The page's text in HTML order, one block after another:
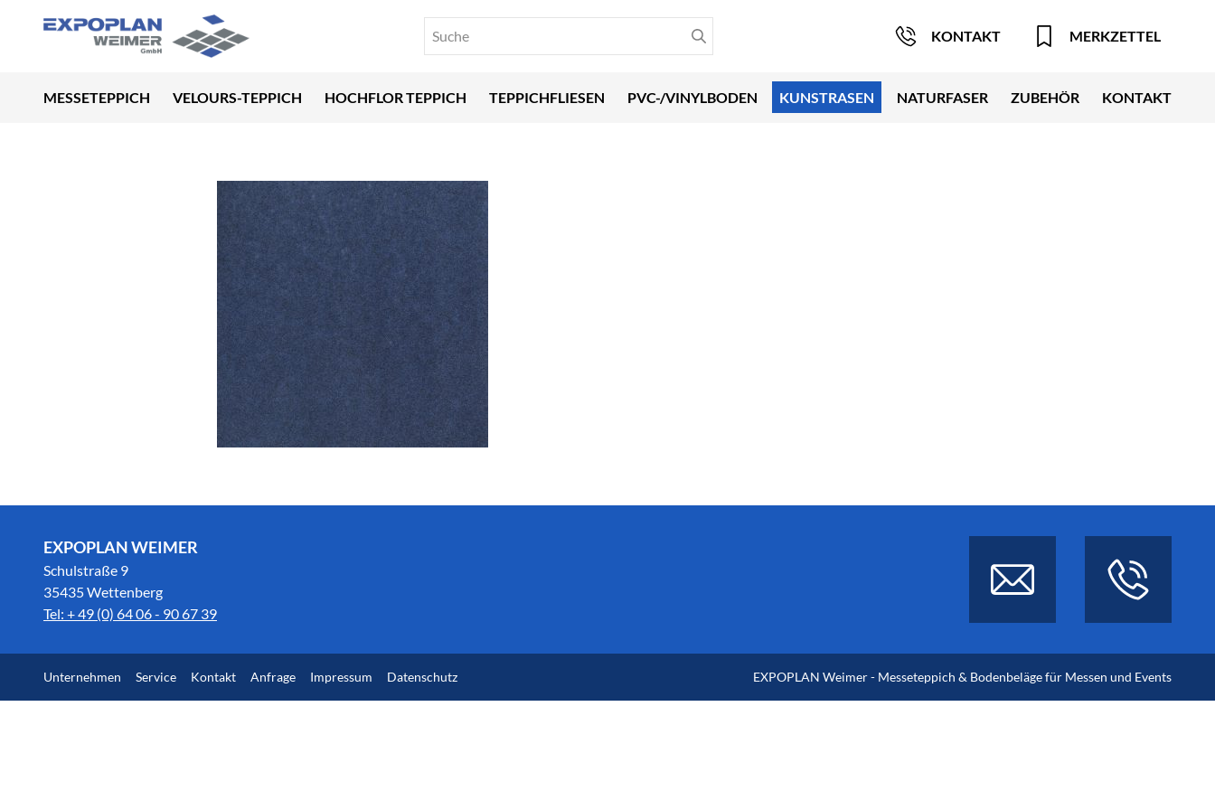
KONTAKT MERKZETTEL
MESSETEPPICH VELOURS-TEPPICH HOCHFLOR TEPPICH TEPPICHFLIESEN PVC-/VINYLBODEN KUNSTRASEN NATURFASER ZUBEHÖR KONTAKT
EXPOPLAN WEIMER
Schulstraße 9
35435 Wettenberg
Tel: + 49 (0) 64 06 - 90 67 39
Unternehmen Service Kontakt Anfrage Impressum Datenschutz EXPOPLAN Weimer - Messeteppich & Bodenbeläge für Messen und Events